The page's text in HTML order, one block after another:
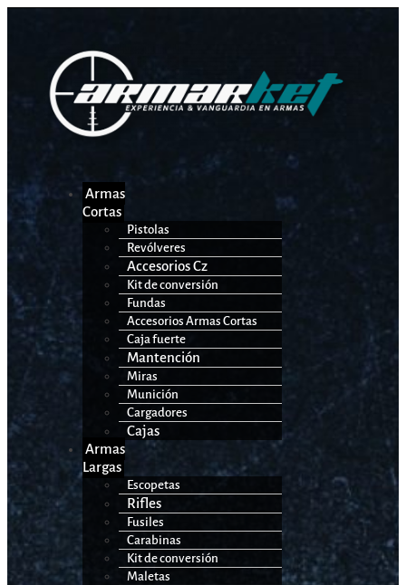
Armas
Cortas
Pistolas
Revólveres
Accesorios Cz
Kit de conversión
Fundas
Accesorios Armas Cortas
Caja fuerte
Mantención
Miras
Munición
Cargadores
Cajas
Armas
Largas
Escopetas
Rifles
Fusiles
Carabinas
Kit de conversión
Maletas